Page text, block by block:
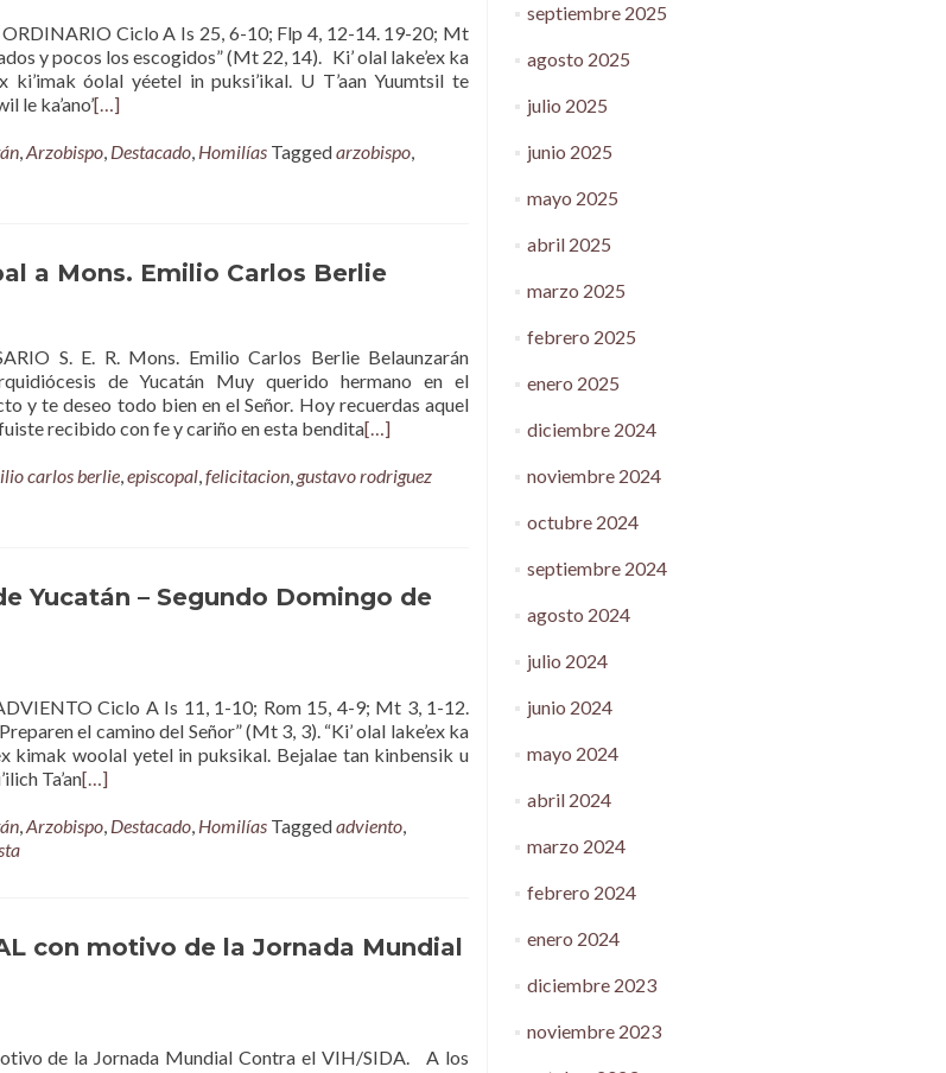
Ciclo A Is 25, 6-10; Flp 4, 12-14. 19-20; Mt
y pocos los escogidos” (Mt 22, 14). Ki’ olal lake’ex ka
ki’imak óolal yéetel in puksi’ikal. U T’aan Yuumtsil te
le ka’ano’[…]
,Arzobispo, Destacado, Homilías Taggedarzobispo,
a Mons. Emilio Carlos Berlie
S. E. R. Mons. Emilio Carlos Berlie Belaunzarán
de Yucatán Muy querido hermano en el
y te deseo todo bien en el Señor. Hoy recuerdas aquel
recibido con fe y cariño en esta bendita[…]
carlos berlie,episcopal,felicitacion, gustavo rodriguez
Yucatán – Segundo Domingo de
Ciclo A Is 11, 1-10; Rom 15, 4-9; Mt 3, 1-12.
el camino del Señor” (Mt 3, 3). “Ki’ olal lake’ex ka
kimak woolal yetel in puksikal. Bejalae tan kinbensik u
Ta’an[…]
,Arzobispo, Destacado, Homilías Taggedadviento,
con motivo de la Jornada Mundial
de la Jornada Mundial Contra el VIH/SIDA. A los
septiembre 2025
agosto 2025
julio 2025
junio 2025
mayo 2025
abril 2025
marzo 2025
febrero 2025
enero 2025
diciembre 2024
noviembre 2024
octubre 2024
septiembre 2024
agosto 2024
julio 2024
junio 2024
mayo 2024
abril 2024
marzo 2024
febrero 2024
enero 2024
diciembre 2023
noviembre 2023